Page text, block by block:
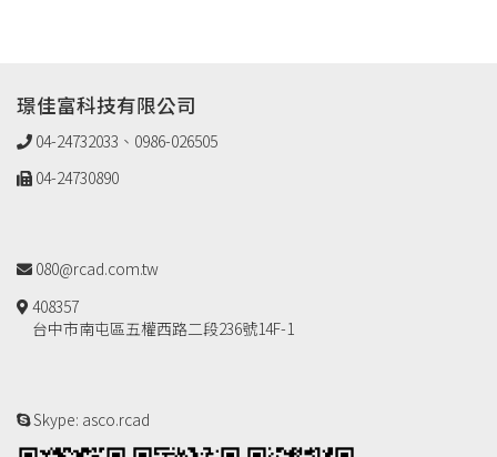
璟佳富科技有限公司
04-24732033、0986-026505
04-24730890
080@rcad.com.tw
408357
台中市南屯區五權西路二段236號14F-1
Skype: asco.rcad